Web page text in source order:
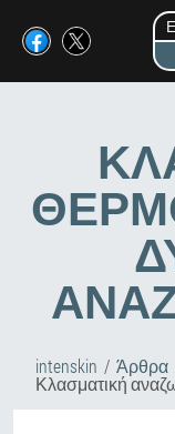
intenskin Άρθρα
Κλασματική